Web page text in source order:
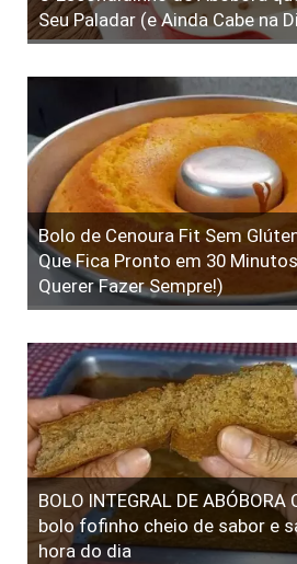
Seu Paladar (e Ainda Cabe na
Bolo de Cenoura Fit Sem
Que Fica Pronto em 30
Querer Fazer Sempre!)
BOLO INTEGRAL DE ABÓBORA
bolo fofinho cheio de sabor e
hora do dia